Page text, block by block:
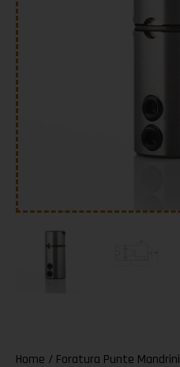
Home / Foratura Punte Mandrini